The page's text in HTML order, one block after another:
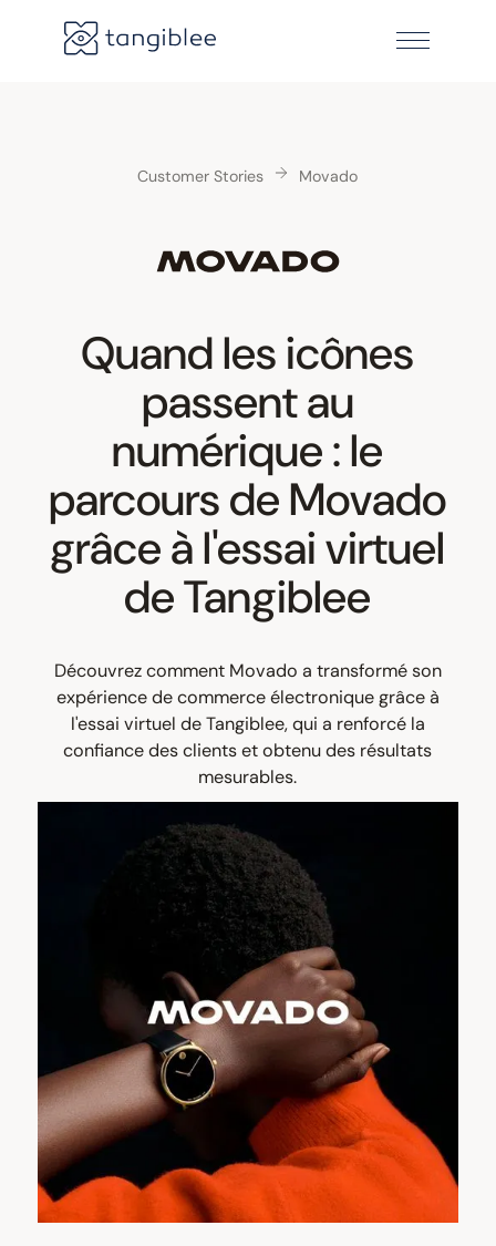
Customer Stories Movado
Quand les icônes
passent au
numérique : le
parcours de Movado
grâce à l'essai virtuel
de Tangiblee
Découvrez comment Movado a transformé son
expérience de commerce électronique grâce à
l'essai virtuel de Tangiblee, qui a renforcé la
confiance des clients et obtenu des résultats
mesurables.